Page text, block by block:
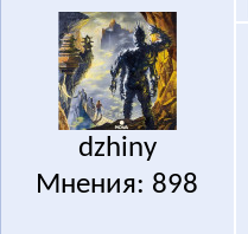
dzhiny
Мнения: 898